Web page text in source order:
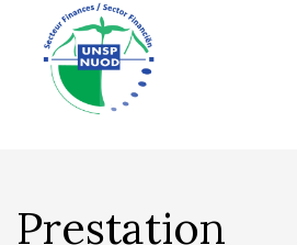
Prestation